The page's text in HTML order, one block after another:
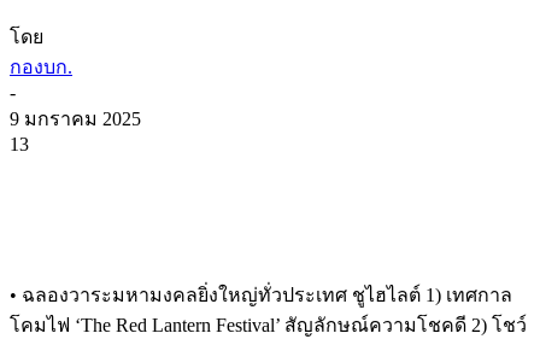
โดย
กองบก.
-
9 มกราคม 2025
13
• ฉลองวาระมหามงคลยิ่งใหญ่ทั่วประเทศ ชูไฮไลต์ 1) เทศกาล
โคมไฟ ‘The Red Lantern Festival’ สัญลักษณ์ความโชคดี 2) โชว์